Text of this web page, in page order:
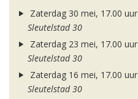
Zaterdag 30 mei, 17.00 uur
Sleutelstad 30
Zaterdag 23 mei, 17.00 uur
Sleutelstad 30
Zaterdag 16 mei, 17.00 uur
Sleutelstad 30